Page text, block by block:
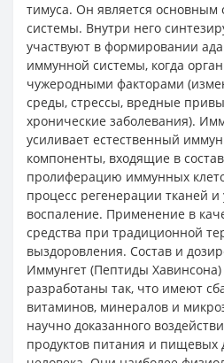
тимуса. Он является
системы. Внутри него
участвуют в формировании
иммунной системы, когда
чужеродными факторами
среды, стрессы, вредные
хронические заболевания).
усиливает естественный
компоненты, входящие в
пролиферацию иммунных
процесс регенерации тканей
воспаление. Применение в
средства при традиционной
выздоровления. Состав и
Иммунгет (Пептиды
разработаны так, что имеют
витаминов, минералов и
научно доказанного
продуктов питания и пищевых